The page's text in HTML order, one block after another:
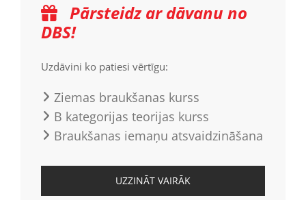

Pārsteidz ar dāvanu no
DBS!
Uzdāvini ko patiesi vērtīgu:
Ziemas braukšanas kurss
B kategorijas teorijas kurss
Braukšanas iemaņu atsvaidzināšana
UZZINĀT VAIRĀK